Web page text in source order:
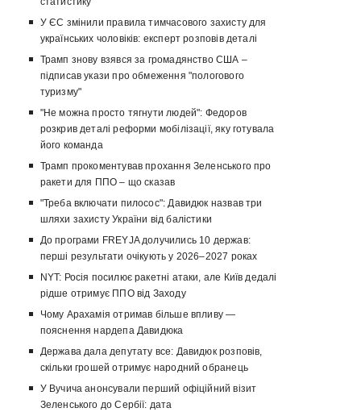
У ЄС змінили правила тимчасового захисту для
українських чоловіків: експерт розповів деталі
Трамп знову взявся за громадянство США –
підписав укази про обмеження "пологового
туризму"
"Не можна просто тягнути людей": Федоров
розкрив деталі реформи мобілізації, яку готувала
його команда
Трамп прокоментував прохання Зеленського про
ракети для ППО – що сказав
"Треба включати пилосос": Давидюк назвав три
шляхи захисту України від балістики
До програми FREYJA долучились 10 держав:
перші результати очікують у 2026–2027 роках
NYT: Росія посилює ракетні атаки, але Київ дедалі
рідше отримує ППО від Заходу
Чому Арахамія отримав більше впливу —
пояснення нардепа Давидюка
Держава дала депутату все: Давидюк розповів,
скільки грошей отримує народний обранець
У Вучича анонсували перший офіційний візит
Зеленського до Сербії: дата